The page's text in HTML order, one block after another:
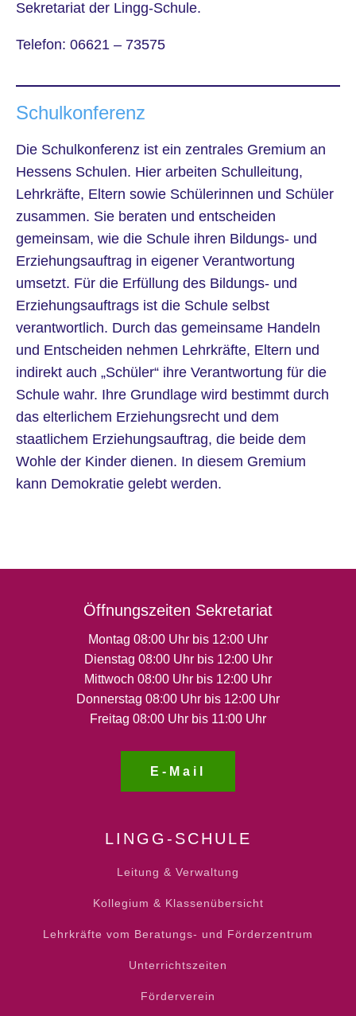
Sekretariat der Lingg-Schule.
Telefon: 06621 – 73575
Schulkonferenz
Die Schulkonferenz ist ein zentrales Gremium an
Hessens Schulen. Hier arbeiten Schulleitung,
Lehrkräfte, Eltern sowie Schülerinnen und Schüler
zusammen. Sie beraten und entscheiden
gemeinsam, wie die Schule ihren Bildungs- und
Erziehungsauftrag in eigener Verantwortung
umsetzt. Für die Erfüllung des Bildungs- und
Erziehungsauftrags ist die Schule selbst
verantwortlich. Durch das gemeinsame Handeln
und Entscheiden nehmen Lehrkräfte, Eltern und
indirekt auch „Schüler“ ihre Verantwortung für die
Schule wahr. Ihre Grundlage wird bestimmt durch
das elterlichem Erziehungsrecht und dem
staatlichem Erziehungsauftrag, die beide dem
Wohle der Kinder dienen. In diesem Gremium
kann Demokratie gelebt werden.
Öffnungszeiten Sekretariat
Montag 08:00 Uhr bis 12:00 Uhr
Dienstag 08:00 Uhr bis 12:00 Uhr
Mittwoch 08:00 Uhr bis 12:00 Uhr
Donnerstag 08:00 Uhr bis 12:00 Uhr
Freitag 08:00 Uhr bis 11:00 Uhr
E-Mail
LINGG-SCHULE
Leitung & Verwaltung
Kollegium & Klassenübersicht
Lehrkräfte vom Beratungs- und Förderzentrum
Unterrichtszeiten
Förderverein